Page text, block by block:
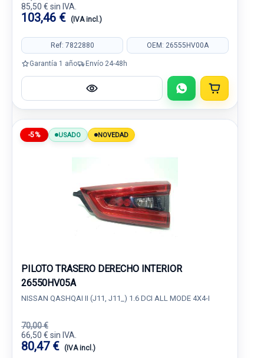
85,50 € sin IVA.
103,46 € (IVA incl.)
Ref: 7822880 OEM: 26555HV00A
Garantía 1 año Envío 24-48h
-5% USADO NOVEDAD
PILOTO TRASERO DERECHO INTERIOR
26550HV05A
NISSAN QASHQAI II (J11, J11_) 1.6 DCI ALL MODE 4X4-I
70,00 €
66,50 € sin IVA.
80,47 € (IVA incl.)